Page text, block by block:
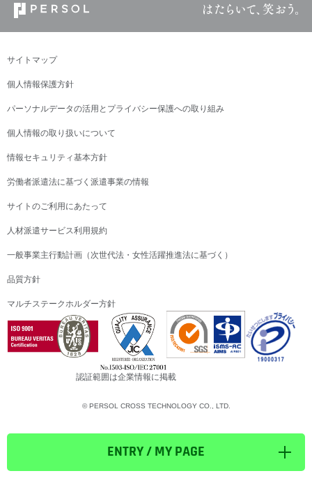
ENTRY / MY PAGE
サイトマップ
個人情報保護方針
パーソナルデータの活用とプライバシー保護への取り組み
個人情報の取り扱いについて
情報セキュリティ基本方針
労働者派遣法に基づく派遣事業の情報
サイトのご利用にあたって
人材派遣サービス利用規約
一般事業主行動計画（次世代法・女性活躍推進法に基づく）
品質方針
マルチステークホルダー方針
認証範囲は企業情報に掲載
© PERSOL CROSS TECHNOLOGY CO., LTD.